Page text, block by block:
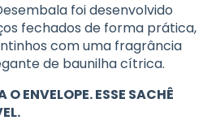
foi desenvolvido
fechados de forma prática,
com uma fragrância
de baunilha cítrica.
ENVELOPE. ESSE SACHÊ